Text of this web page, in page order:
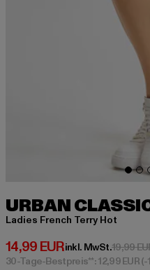
URBAN
Ladies French Terry Hot
14,99 EUR
Derzeitiger Preis: 14,99
inkl. MwSt.19,99
30-Tage-Bestpreis**: 12,99 EUR(-